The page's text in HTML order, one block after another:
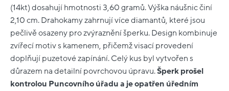
(14kt) dosahují hmotnosti 3,60 gramů. Výška náušnic činí
2,10 cm. Drahokamy zahrnují více diamantů, které jsou
pečlivě osazeny pro zvýraznění šperku. Design kombinuje
zvířecí motiv s kamenem, přičemž visací provedení
doplňují puzetové zapínání. Celý kus byl vytvořen s
důrazem na detailní povrchovou úpravu.Šperk prošel
kontrolou Puncovního úřadu a je opatřen úředním